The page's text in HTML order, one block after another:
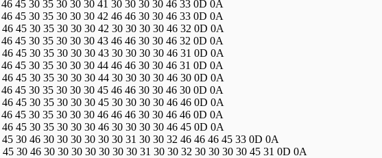
45 30 35 30 30 30 41 30 30 30 30 46 33 0D 0A
45 30 35 30 30 30 42 46 46 30 30 46 33 0D 0A
45 30 35 30 30 30 42 30 30 30 30 46 32 0D 0A
45 30 35 30 30 30 43 46 46 30 30 46 32 0D 0A
45 30 35 30 30 30 43 30 30 30 30 46 31 0D 0A
45 30 35 30 30 30 44 46 46 30 30 46 31 0D 0A
45 30 35 30 30 30 44 30 30 30 30 46 30 0D 0A
45 30 35 30 30 30 45 46 46 30 30 46 30 0D 0A
45 30 35 30 30 30 45 30 30 30 30 46 46 0D 0A
45 30 35 30 30 30 46 46 46 30 30 46 46 0D 0A
45 30 35 30 30 30 46 30 30 30 30 46 45 0D 0A
30 46 30 30 30 30 30 30 31 30 30 32 46 46 46 45 33 0D 0A
30 46 30 30 30 30 30 30 30 31 30 30 32 30 30 30 30 45 31 0D 0A